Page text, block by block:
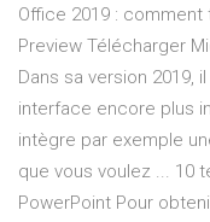
Office 2019 :
Preview Télécharger
Dans sa version 2019,
interface encore plus
intègre par exemple
que vous voulez ... 10
PowerPoint Pour